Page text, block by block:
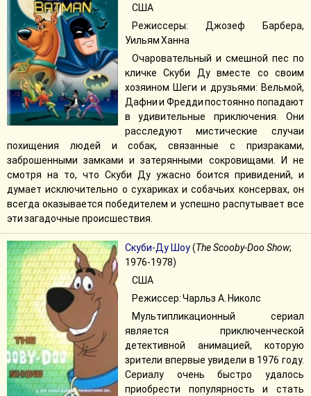
США
Режиссеры: Джозеф Барбера,
Уильям Ханна
Очаровательный и смешной пес по
кличке Скуби Ду вместе со своим
хозяином Шеги и друзьями: Вельмой,
Дафни и Фредди постоянно попадают
в удивительные приключения. Они
расследуют мистические случаи
похищения людей и собак, связанные с призраками,
заброшенными замками и затерянными сокровищами. И не
смотря на то, что Скуби Ду ужасно боится привидений, и
думает исключительно о сухариках и собачьих консервах, он
всегда оказывается победителем и успешно распутывает все
эти загадочные происшествия.
Скуби-Ду Шоу(The Scooby-Doo Show;
1976-1978)
США
Режиссер: Чарльз А. Николс
Мультипликационный сериал
является приключенческой
детективной анимацией, которую
зрители впервые увидели в 1976 году.
Сериалу очень быстро удалось
приобрести популярность и стать